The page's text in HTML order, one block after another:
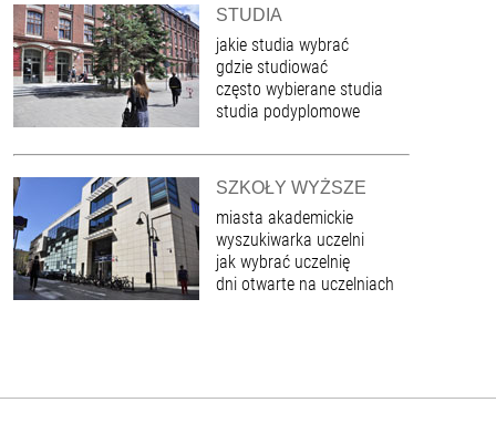
STUDIA
jakie studia wybrać
gdzie studiować
często wybierane studia
studia podyplomowe
SZKOŁY WYŻSZE
miasta akademickie
wyszukiwarka uczelni
jak wybrać uczelnię
dni otwarte na uczelniach